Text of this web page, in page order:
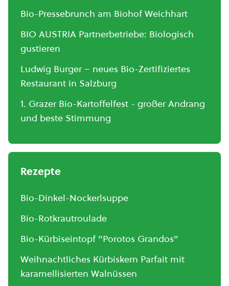
Bio-Pressebrunch am Biohof Weichhart
BIO AUSTRIA Partnerbetriebe: Biologisch
gustieren
Ludwig Burger – neues Bio-Zertifiziertes
Restaurant in Salzburg
1. Grazer Bio-Kartoffelfest - großer Andrang
und beste Stimmung
Rezepte
Bio-Dinkel-Nockerlsuppe
Bio-Rotkrautroulade
Bio-Kürbiseintopf "Porotos Grandos"
Weihnachtliches Kürbiskern Parfait mit
karamellisierten Walnüssen